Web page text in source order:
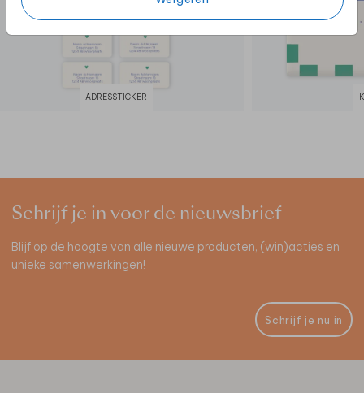
ADRESSTICKER
Schrijf je in voor de nieuwsbrief
Blijf op de hoogte van alle nieuwe producten, (win)acties en
unieke samenwerkingen!
Schrijf je nu in